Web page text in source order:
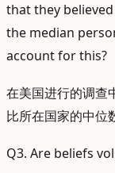
that they
the median
account for this?
在美国进行的调查
比所在国家的中位
Q3. Are beliefs